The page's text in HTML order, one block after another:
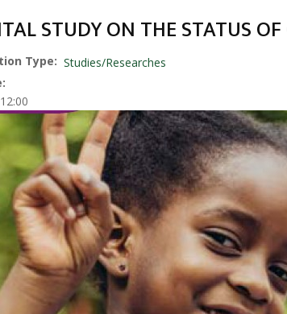
STUDY ON THE STATUS
Type
Studies/Researches